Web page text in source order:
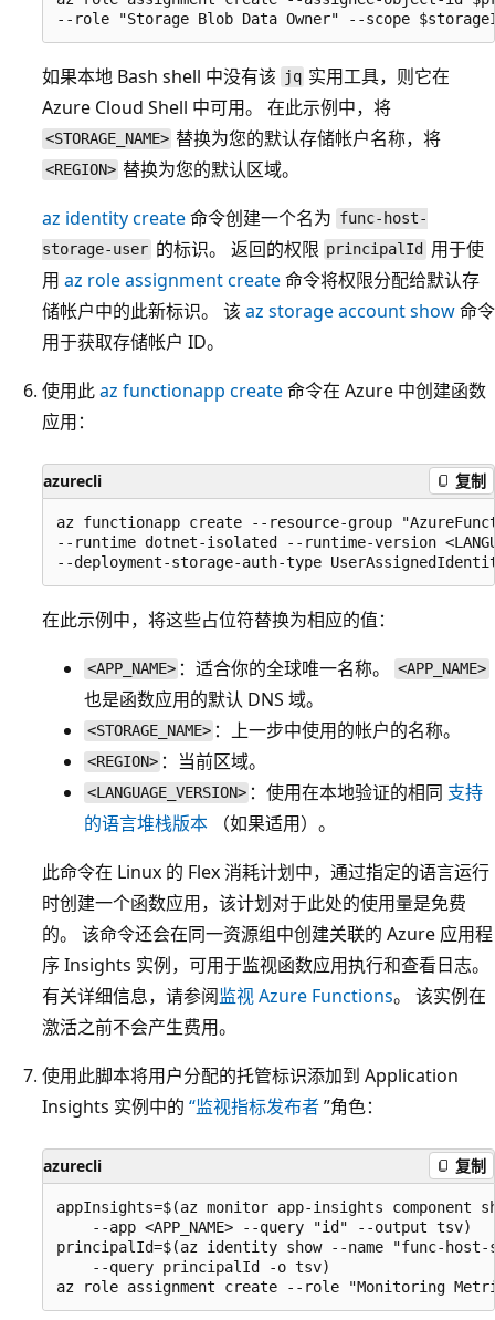
如果本地 Bash shell 中没有该 jq 实用工具，则它在
Azure Cloud Shell 中可用。 在此示例中，将
<STORAGE_NAME> 替换为您的默认存储帐户名称，将
<REGION> 替换为您的默认区域。
az identity create命令创建一个名为 func-host-
storage-user 的标识。 返回的权限 principalId
用于使
用 az role assignment create命令将权限分配给默认存
储帐户中的此新标识。 该 az storage account show命令
用于获取存储帐户 ID。
使用此az functionapp create命令在 Azure 中创建函数
应用：
azurecli 复制
az functionapp create --resource-group
--runtime dotnet-isolated --runtime-version
在此示例中，将这些占位符替换为相应的值：
<APP_NAME> ：适合你的全球唯一名称。 <APP_NAME>
也是函数应用的默认 DNS 域。
<STORAGE_NAME> ：上一步中使用的帐户的名称。
<REGION> ：当前区域。
<LANGUAGE_VERSION> ：使用在本地验证的相同 支持
的语言堆栈版本 （如果适用）。
此命令在 Linux 的 Flex 消耗计划中，通过指定的语言运行
时创建一个函数应用，该计划对于此处的使用量是免费
的。 该命令还会在同一资源组中创建关联的 Azure 应用程
序 Insights 实例，可用于监视函数应用执行和查看日志。
有关详细信息，请参阅监视 Azure Functions。 该实例在
激活之前不会产生费用。
使用此脚本将用户分配的托管标识添加到 Application
Insights 实例中的 “监视指标发布者”角色：
azurecli 复制
appInsights=$(az monitor app-insights component
    --app <APP_NAME> --query "id" --output tsv)
principalId=$(az identity show --name "func-
    --query principalId -o tsv)